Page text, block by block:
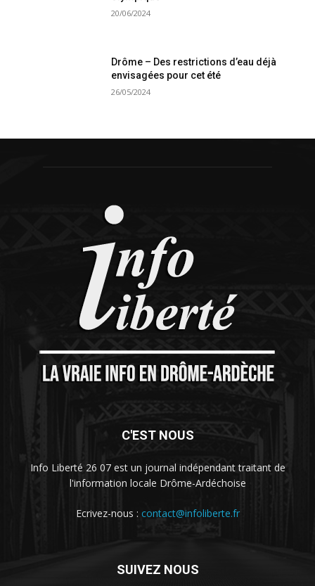
20/06/2024
Drôme – Des restrictions d’eau déjà
envisagées pour cet été
26/05/2024
C'EST NOUS
Info Liberté 26 07 est un journal indépendant traitant de
l'information locale Drôme-Ardéchoise
Ecrivez-nous : contact@infoliberte.fr
SUIVEZ NOUS